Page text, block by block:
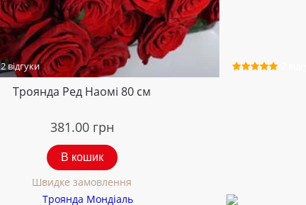
2 відгуки
Троянда Ред Наомі 80 см
381.00 грн
В кошик
Швидке замовлення